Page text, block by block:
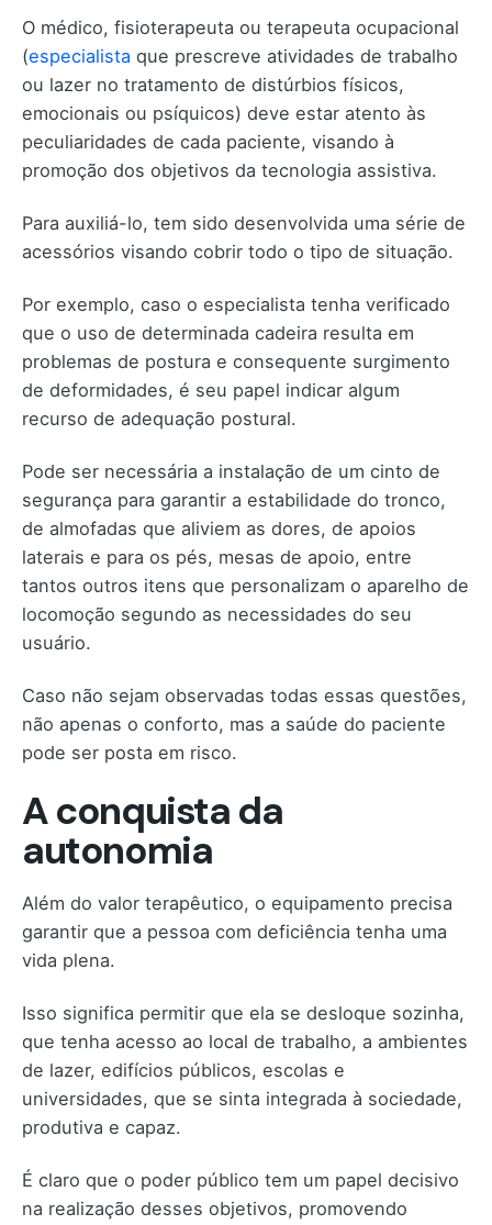
O médico, fisioterapeuta ou terapeuta ocupacional
(especialista que prescreve atividades de trabalho
ou lazer no tratamento de distúrbios físicos,
emocionais ou psíquicos) deve estar atento às
peculiaridades de cada paciente, visando à
promoção dos objetivos da tecnologia assistiva.
Para auxiliá-lo, tem sido desenvolvida uma série de
acessórios visando cobrir todo o tipo de situação.
Por exemplo, caso o especialista tenha verificado
que o uso de determinada cadeira resulta em
problemas de postura e consequente surgimento
de deformidades, é seu papel indicar algum
recurso de adequação postural.
Pode ser necessária a instalação de um cinto de
segurança para garantir a estabilidade do tronco,
de almofadas que aliviem as dores, de apoios
laterais e para os pés, mesas de apoio, entre
tantos outros itens que personalizam o aparelho de
locomoção segundo as necessidades do seu
usuário.
Caso não sejam observadas todas essas questões,
não apenas o conforto, mas a saúde do paciente
pode ser posta em risco.
A conquista da
autonomia
Além do valor terapêutico, o equipamento precisa
garantir que a pessoa com deficiência tenha uma
vida plena.
Isso significa permitir que ela se desloque sozinha,
que tenha acesso ao local de trabalho, a ambientes
de lazer, edifícios públicos, escolas e
universidades, que se sinta integrada à sociedade,
produtiva e capaz.
É claro que o poder público tem um papel decisivo
na realização desses objetivos, promovendo